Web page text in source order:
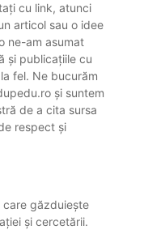
cu link, atunci
articol sau o idee
ne-am asumat
și publicațiile cu
fel. Ne bucurăm
și suntem
de a cita sursa
respect și
care găzduiește
și cercetării.